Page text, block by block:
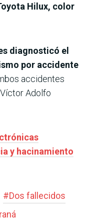
Hilux, color
diagnosticó el
por accidente
accidentes
Adolfo
y hacinamiento
#Dos fallecidos